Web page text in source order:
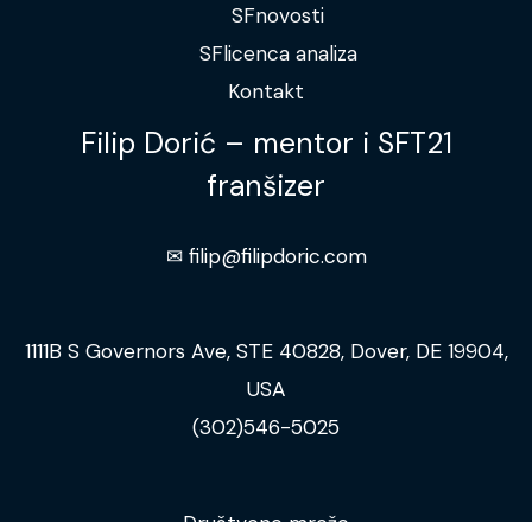
SFnovosti
SFlicenca analiza
Kontakt
Filip Dorić – mentor i SFT21
franšizer
✉︎ filip@filipdoric.com
1111B S Governors Ave, STE 40828, Dover, DE 19904,
USA
(302)546-5025